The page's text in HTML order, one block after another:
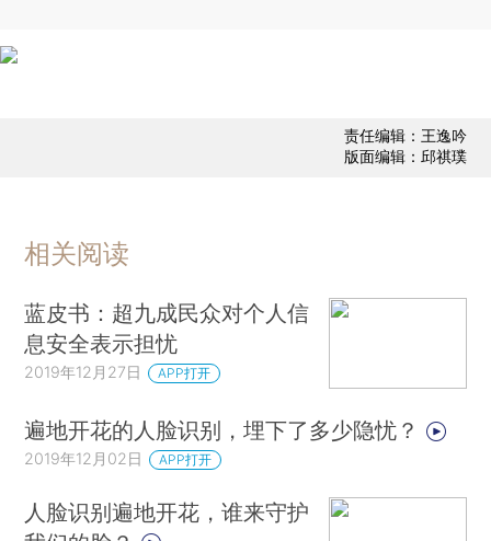
责任编辑：王逸吟
版面编辑：邱祺璞
相关阅读
蓝皮书：超九成民众对个人信
息安全表示担忧
2019年12月27日 APP打开
遍地开花的人脸识别，埋下了多少隐忧？
2019年12月02日 APP打开
人脸识别遍地开花，谁来守护